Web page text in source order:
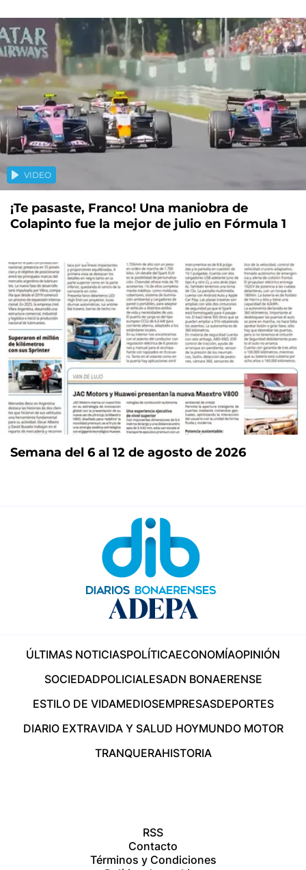
VIDEO
¡Te pasaste, Franco! Una maniobra de
Colapinto fue la mejor de julio en Fórmula 1
Semana del 6 al 12 de agosto de 2026
ÚLTIMAS NOTICIASPOLÍTICAECONOMÍAOPINIÓN
SOCIEDADPOLICIALESADN BONAERENSE
ESTILO DE VIDAMEDIOSEMPRESASDEPORTES
DIARIO EXTRAVIDA Y SALUD HOYMUNDO MOTOR
TRANQUERAHISTORIA
RSS
Contacto
Términos y Condiciones